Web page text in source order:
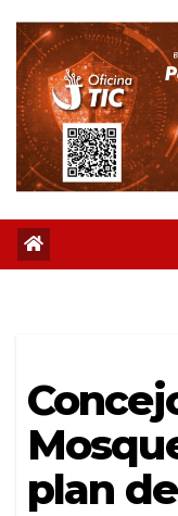
plan